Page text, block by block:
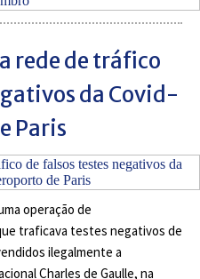
rede de tráfico
da Covid-
Paris
operação de
traficava testes negativos de
ilegalmente a
Charles de Gaulle, na